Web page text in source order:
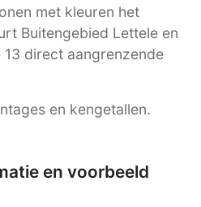
met kleuren het
Buitengebied Lettele en
direct aangrenzende
en kengetallen.
en voorbeeld